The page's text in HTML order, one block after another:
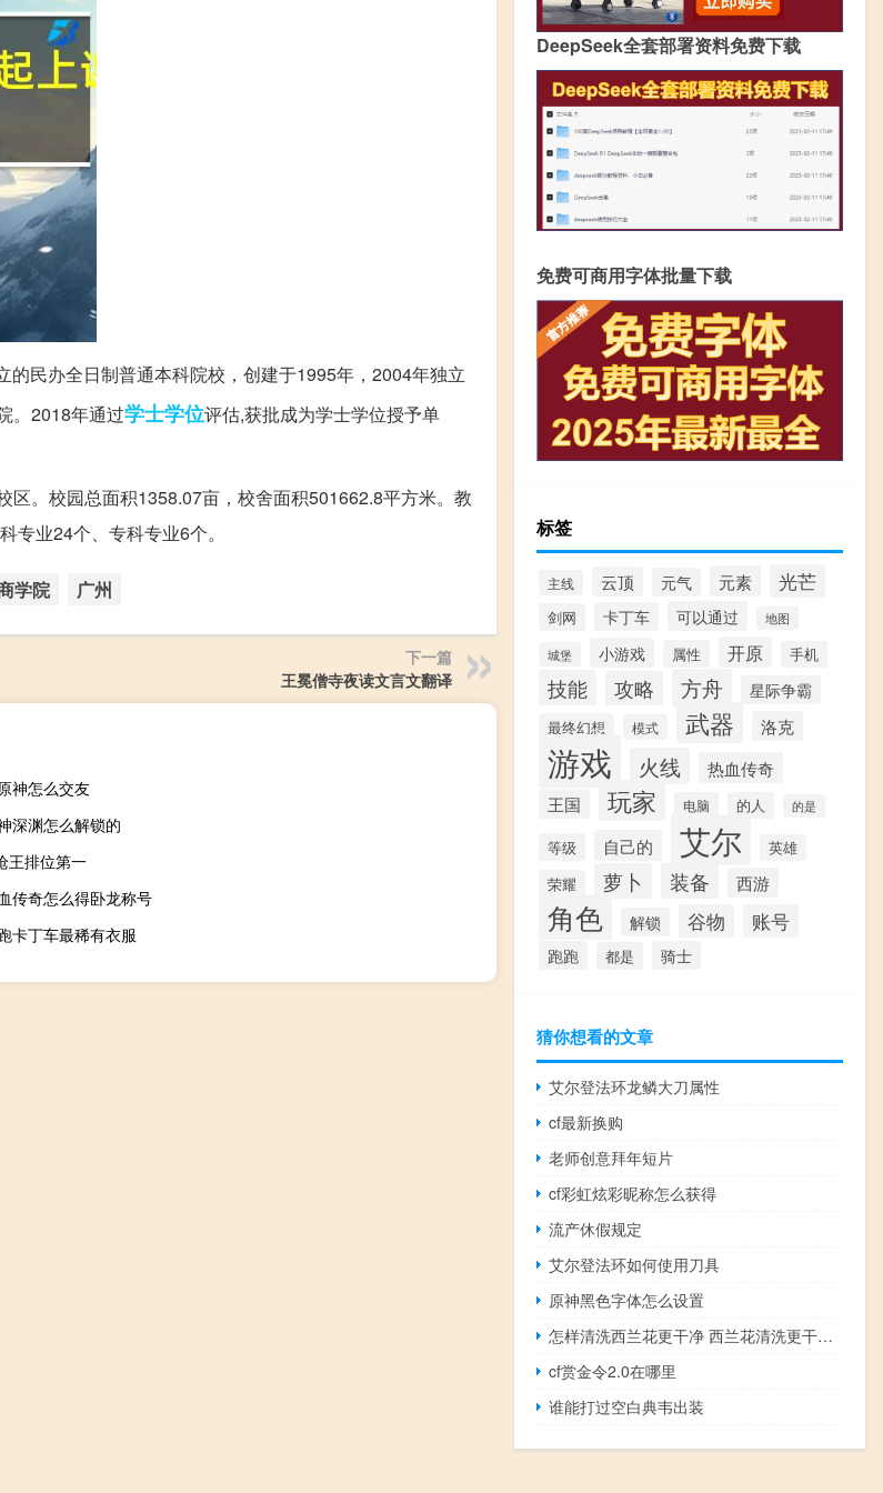
民办全日制普通本科院校，创建于1995年，2004年独立
。2018年通过学士学位评估,获批成为学士学位授予单
。校园总面积1358.07亩，校舍面积501662.8平方米。教
业24个、专科专业6个。
学院 广州
下一篇
王冕僧寺夜读文言文翻译
神怎么交友
深渊怎么解锁的
王排位第一
传奇怎么得卧龙称号
卡丁车最稀有衣服
DeepSeek全套部署资料免费下载
免费可商用字体批量下载
标签
主线 云顶 元气 元素 光芒
剑网 卡丁车 可以通过 地图
城堡 小游戏 属性 开原 手机
技能 攻略 方舟 星际争霸
最终幻想 模式 武器 洛克
游戏 火线 热血传奇
王国 玩家 电脑 的人 的是
等级 自己的 艾尔 英雄
荣耀 萝卜 装备 西游
角色 解锁 谷物 账号
跑跑 都是 骑士
猜你想看的文章
艾尔登法环龙鳞大刀属性
cf最新换购
老师创意拜年短片
cf彩虹炫彩昵称怎么获得
流产休假规定
艾尔登法环如何使用刀具
原神黑色字体怎么设置
怎样清洗西兰花更干净 西兰花清洗更干净的方法
cf赏金令2.0在哪里
谁能打过空白典韦出装